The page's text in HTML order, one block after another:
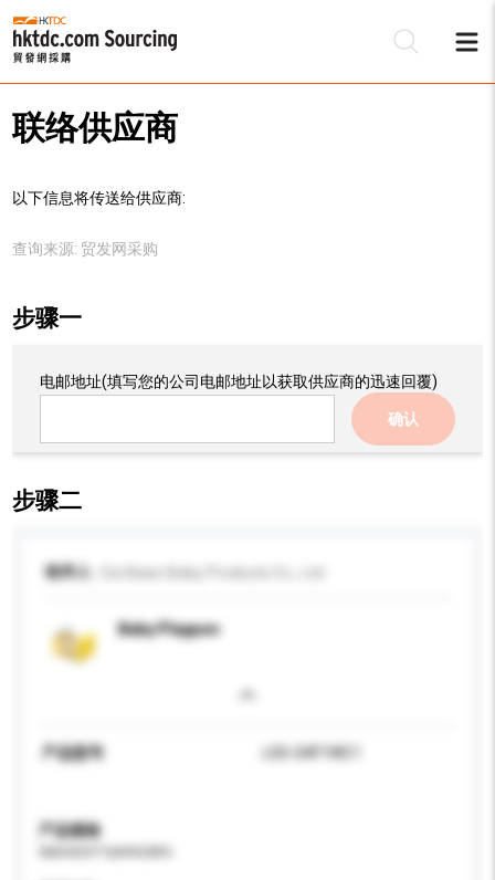
联络供应商
以下信息将传送给供应商:
查询来源: 贸发网采购
步骤一
电邮地址(填写您的公司电邮地址以获取供应商的迅速回覆)
确认
步骤二
收件人
Baby Playpen
产品型号 L05-S4F1WC1
产品规格